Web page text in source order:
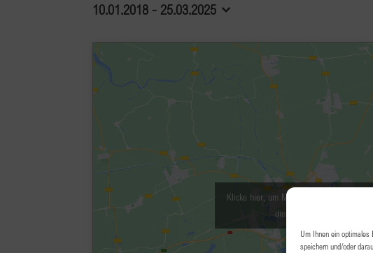
Um Ihnen ein optimales
speichern und/oder
Veranstaltungen
10.01.2018 - 25.03.2025
auswählen.
Klicke hier, um Marketing-Cookies zu
diesen Inhalt zu aktivieren